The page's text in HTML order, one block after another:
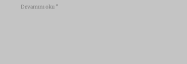
Devamını oku "